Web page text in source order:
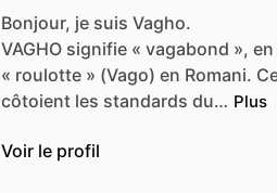
Bonjour, je suis Vagho.
VAGHO signifie « vagabond », en
« roulotte » (Vago) en Romani.
côtoient les standards du… Plus
Voir le profil